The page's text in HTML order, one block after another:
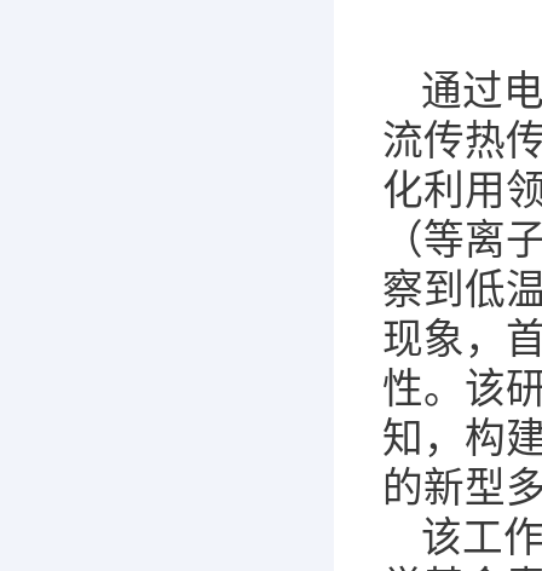
通过
流传热
化利用
（等离
察到低
现象，
性。该
知，构
的新型
该工